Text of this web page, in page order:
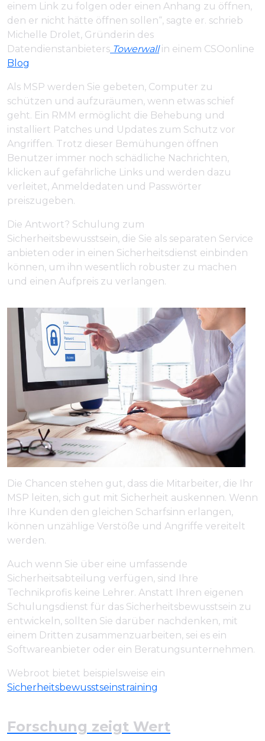
einem Link zu folgen oder einen Anhang zu öffnen,
den er nicht hätte öffnen sollen“, sagte er. schrieb
Michelle Drolet, Gründerin des
Datendienstanbieters Towerwallin einem CSOonline
Blog
Als MSP werden Sie gebeten, Computer zu
schützen und aufzuräumen, wenn etwas schief
geht. Ein RMM ermöglicht die Behebung und
installiert Patches und Updates zum Schutz vor
Angriffen. Trotz dieser Bemühungen öffnen
Benutzer immer noch schädliche Nachrichten,
klicken auf gefährliche Links und werden dazu
verleitet, Anmeldedaten und Passwörter
preiszugeben.
Die Antwort? Schulung zum
Sicherheitsbewusstsein, die Sie als separaten Service
anbieten oder in einen Sicherheitsdienst einbinden
können, um ihn wesentlich robuster zu machen
und einen Aufpreis zu verlangen.
Die Chancen stehen gut, dass die Mitarbeiter, die Ihr
MSP leiten, sich gut mit Sicherheit auskennen. Wenn
Ihre Kunden den gleichen Scharfsinn erlangen,
können unzählige Verstöße und Angriffe vereitelt
werden.
Auch wenn Sie über eine umfassende
Sicherheitsabteilung verfügen, sind Ihre
Technikprofis keine Lehrer. Anstatt Ihren eigenen
Schulungsdienst für das Sicherheitsbewusstsein zu
entwickeln, sollten Sie darüber nachdenken, mit
einem Dritten zusammenzuarbeiten, sei es ein
Softwareanbieter oder ein Beratungsunternehmen.
Webroot bietet beispielsweise ein
Sicherheitsbewusstseinstraining
Forschung zeigt Wert